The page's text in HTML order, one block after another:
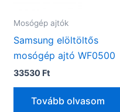
Mosógép ajtók
Samsung elöltöltős
mosógép ajtó WF0500
33530 Ft
Tovább olvasom